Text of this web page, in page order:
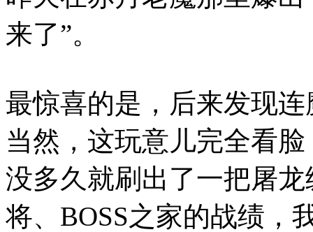
来了”。
最惊喜的是，后来发现
当然，这玩意儿完全看
没多久就刷出了一把屠
将、BOSS之家的战绩，